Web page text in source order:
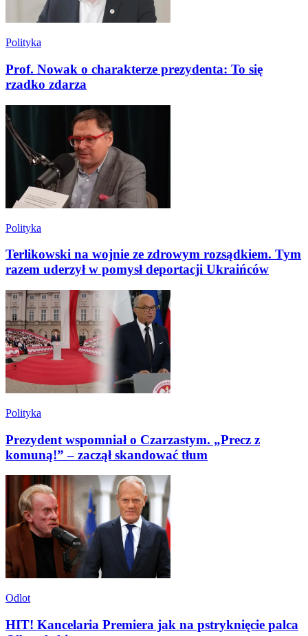
Polityka
Prof. Nowak o charakterze prezydenta: To się
rzadko zdarza
Polityka
Terlikowski na wojnie ze zdrowym rozsądkiem. Tym
razem uderzył w pomysł deportacji Ukraińców
Polityka
Prezydent wspomniał o Czarzastym. „Precz z
komuną!” – zaczął skandować tłum
Odlot
HIT! Kancelaria Premiera jak na pstryknięcie palca